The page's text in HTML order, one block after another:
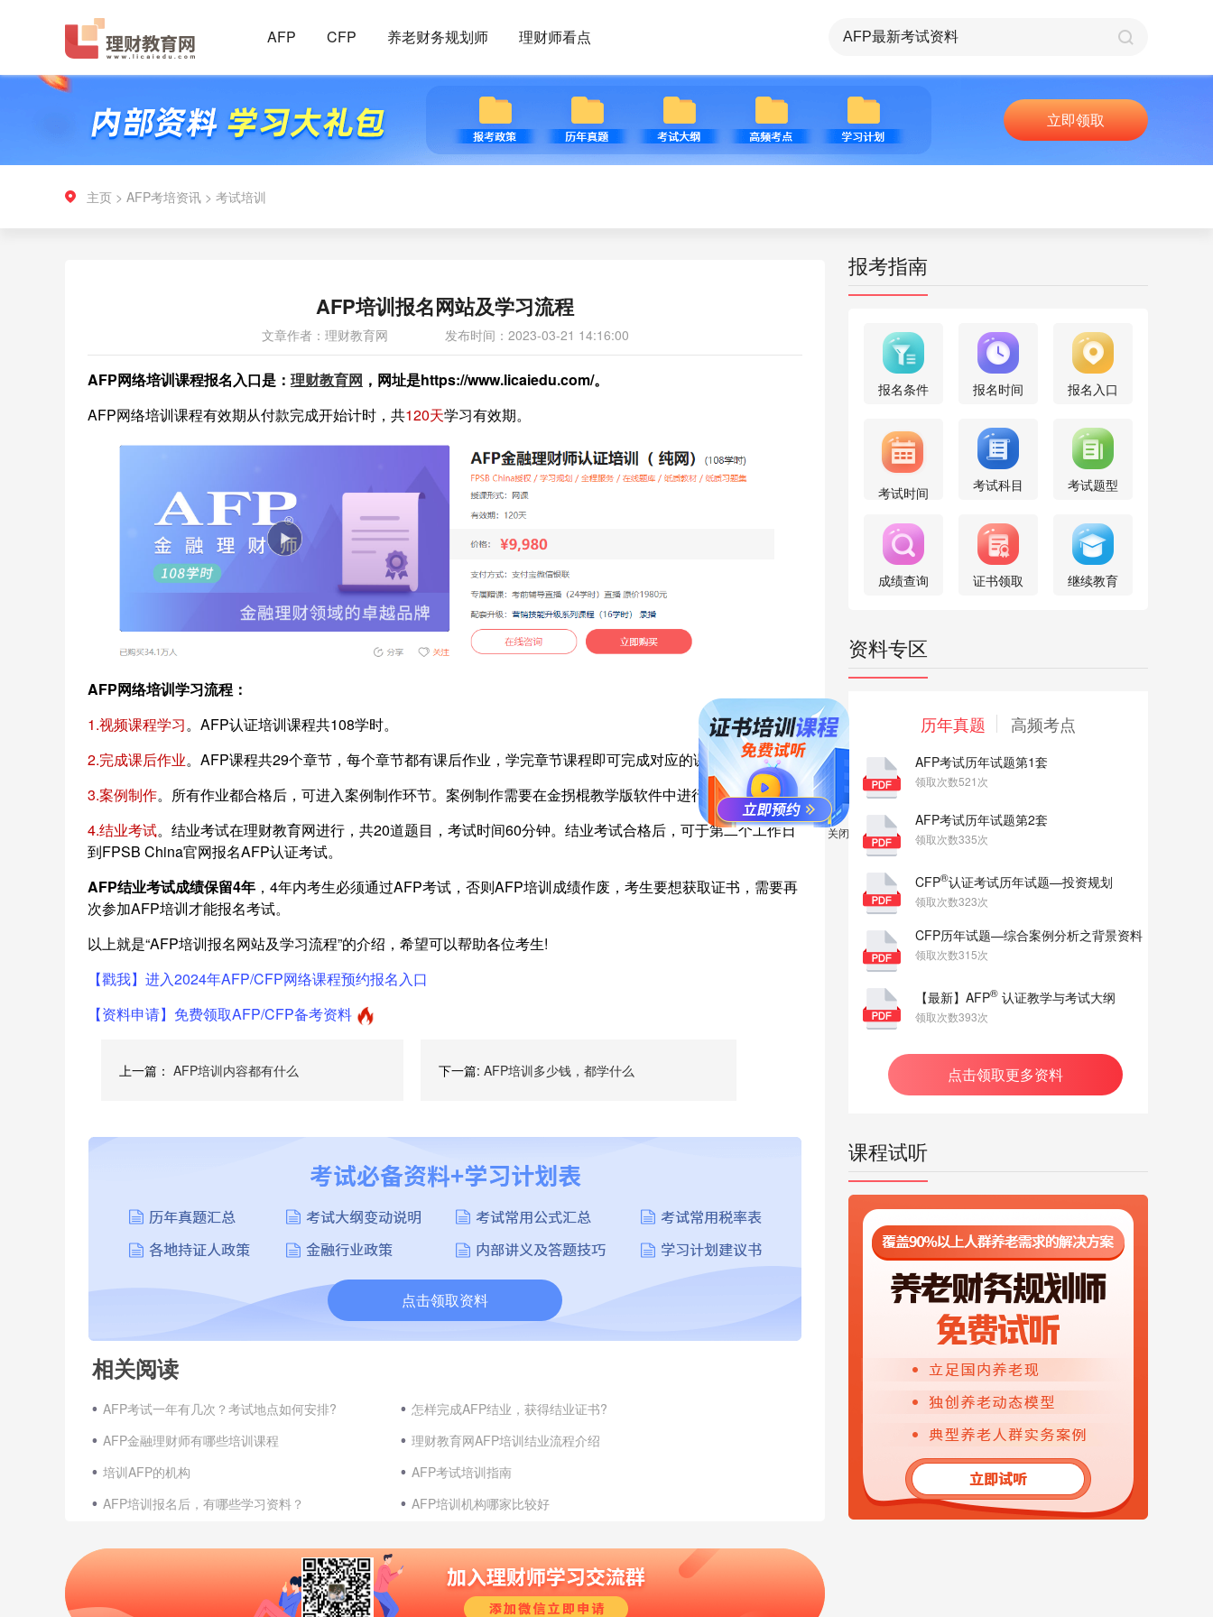
AFP CFP 养老财务规划师 理财师看点
立即领取
主页 > AFP考培资讯 > 考试培训
AFP培训报名网站及学习流程
文章作者：理财教育网 发布时间：2023-03-21 14:16:00
AFP网络培训课程报名入口是： 理财教育网 ，网址是https://www.licaiedu.com/。
AFP网络培训课程有效期从付款完成开始计时，共120天学习有效期。
AFP网络培训学习流程：
1.视频课程学习。AFP认证培训课程共108学时。
2.完成课后作业。AFP课程共29个章节，每个章节都有课后作业，学完章节课程即可完成对应的课后作业。
3.案例制作。所有作业都合格后，可进入案例制作环节。案例制作需要在金拐棍教学版软件中进行操作。
4.结业考试。结业考试在理财教育网进行，共20道题目，考试时间60分钟。结业考试合格后，可于第二个工作日
到FPSB China官网报名AFP认证考试。
AFP结业考试成绩保留4年 ，4年内考生必须通过AFP考试，否则AFP培训成绩作废，考生要想获取证书，需要再
次参加AFP培训才能报名考试。
以上就是“AFP培训报名网站及学习流程”的介绍，希望可以帮助各位考生!
【戳我】进入2024年AFP/CFP网络课程预约报名入口
【资料申请】免费领取AFP/CFP备考资料
上一篇： AFP培训内容都有什么 下一篇: AFP培训多少钱，都学什么
点击领取资料
相关阅读
AFP考试一年有几次？考试地点如何安排?
怎样完成AFP结业，获得结业证书?
AFP金融理财师有哪些培训课程
理财教育网AFP培训结业流程介绍
培训AFP的机构
AFP考试培训指南
AFP培训报名后，有哪些学习资料？
AFP培训机构哪家比较好
报考指南
报名条件 报名时间 报名入口
考试时间 考试科目 考试题型
成绩查询 证书领取 继续教育
资料专区
历年真题 高频考点
AFP考试历年试题第1套
领取次数521次
AFP考试历年试题第2套
领取次数335次
CFP®认证考试历年试题—投资规划
领取次数323次
CFP历年试题—综合案例分析之背景资料
领取次数315次
【最新】AFP® 认证教学与考试大纲
领取次数393次
点击领取更多资料
课程试听
关闭